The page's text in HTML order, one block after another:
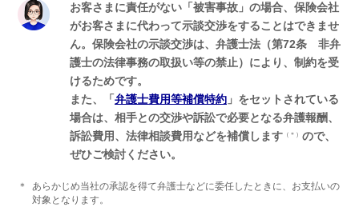
お客さまに責任がない「被害事故」の場合、保険会社
がお客さまに代わって示談交渉をすることはできませ
ん。保険会社の示談交渉は、弁護士法（第72条 非弁
護士の法律事務の取扱い等の禁止）により、制約を受
けるためです。
また、「 弁護士費用等補償特約 」をセットされている
場合は、相手との交渉や訴訟で必要となる弁護報酬、
訴訟費用、法律相談費用などを補償します （＊） ので、
ぜひご検討ください。
＊
あらかじめ当社の承認を得て弁護士などに委任したときに、お支払いの
対象となります。